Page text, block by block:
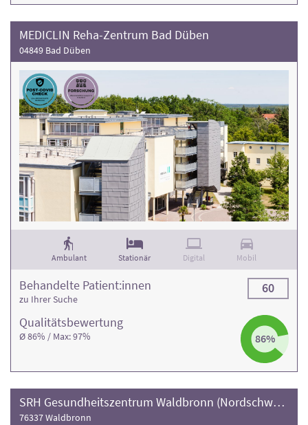
MEDICLIN Reha-Zentrum Bad Düben
04849 Bad Düben
Ambulant Stationär Digital Mobil
Qualitäts­bewertung
Ø 86% / Max: 97% 86%
Behandelte Patient:innen
zu Ihrer Suche
60
SRH Gesundheitszentrum Waldbronn (Nordschwarzwald)
76337 Waldbronn